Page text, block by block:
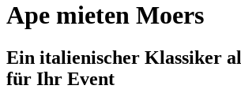
Ape mieten Moers
Ein italienischer Klassiker
für Ihr Event